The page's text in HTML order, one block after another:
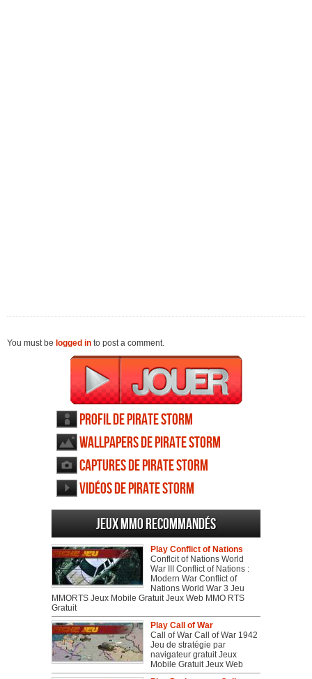
You must be logged in to post a comment.
Profil de Pirate Storm
Wallpapers de Pirate Storm
Captures de Pirate Storm
Vidéos de Pirate Storm
Jeux MMO recommandés
Play Conflict of Nations
Conflcit of Nations World
War III Conflict of Nations :
Modern War Conflict of
Nations World War 3 Jeu
MMORTS Jeux Mobile Gratuit Jeux Web MMO RTS
Gratuit
Play Call of War
Call of War Call of War 1942
Jeu de stratégie par
navigateur gratuit Jeux
Mobile Gratuit Jeux Web